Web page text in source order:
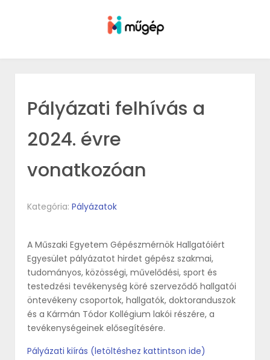
Pályázati felhívás a
2024. évre
vonatkozóan
Kategória: Pályázatok
A Műszaki Egyetem Gépészmérnök Hallgatóiért
Egyesület pályázatot hirdet gépész szakmai,
tudományos, közösségi, művelődési, sport és
testedzési tevékenység köré szerveződő hallgatói
öntevékeny csoportok, hallgatók, doktoranduszok
és a Kármán Tódor Kollégium lakói részére, a
tevékenységeinek elősegítésére.
Pályázati kiírás (letöltéshez kattintson ide)